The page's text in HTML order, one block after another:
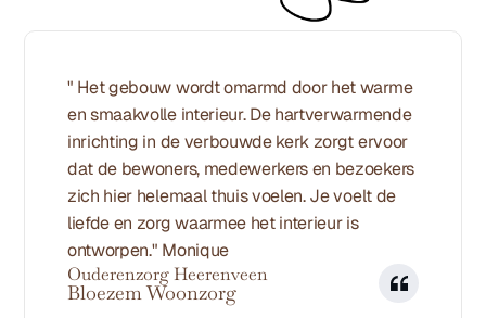
" Het gebouw wordt omarmd door het warme
en smaakvolle interieur. De hartverwarmende
inrichting in de verbouwde kerk zorgt ervoor
dat de bewoners, medewerkers en bezoekers
zich hier helemaal thuis voelen. Je voelt de
liefde en zorg waarmee het interieur is
ontworpen." Monique
Ouderenzorg Heerenveen
Bloezem Woonzorg